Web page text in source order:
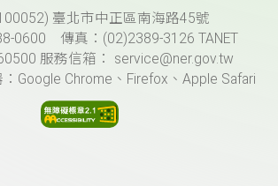
臺北市中正區南海路45號
0600 傳真：(02)2389-3126 TANET
服務信箱： service@ner.gov.tw
Google Chrome、Firefox、Apple Safari